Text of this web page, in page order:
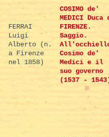
FERRAI
Luigi
Alberto (n.
a Firenze
nel 1858)
COSIMO de'
MEDICI Duca
FIRENZE.
Saggio.
Cosimo de'
Medici e il
suo governo
(1537 -